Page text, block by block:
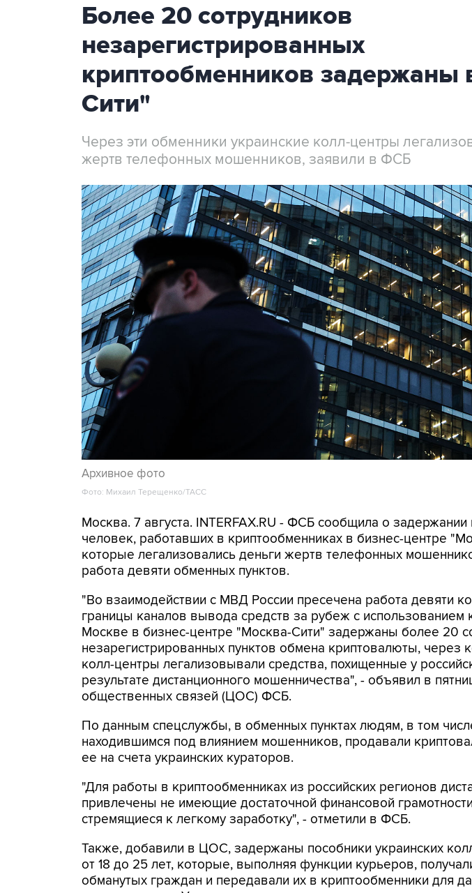
Более 20 сотрудников
незарегистрированных
криптообменников задержаны
Сити"
Через эти обменники украинские колл-центры
жертв телефонных мошенников, заявили в ФСБ
Архивное фото
Фото: Михаил Терещенко/ТАСС
Москва. 7 августа. INTERFAX.RU - ФСБ сообщила о
человек, работавших в криптообменниках в бизнес-центре
которые легализовались деньги жертв телефонных
работа девяти обменных пунктов.
"Во взаимодействии с МВД России пресечена работа девяти
границы каналов вывода средств за рубеж с использованием
Москве в бизнес-центре "Москва-Сити" задержаны более 20
незарегистрированных пунктов обмена криптовалюты, через
колл-центры легализовывали средства, похищенные у
результате дистанционного мошенничества", - объявил в
общественных связей (ЦОС) ФСБ.
По данным спецслужбы, в обменных пунктах людям, в том
находившимся под влиянием мошенников, продавали
ее на счета украинских кураторов.
"Для работы в криптообменниках из российских регионов
привлечены не имеющие достаточной финансовой
стремящиеся к легкому заработку", - отметили в ФСБ.
Также, добавили в ЦОС, задержаны пособники украинских
от 18 до 25 лет, которые, выполняя функции курьеров,
обманутых граждан и передавали их в криптообменники для